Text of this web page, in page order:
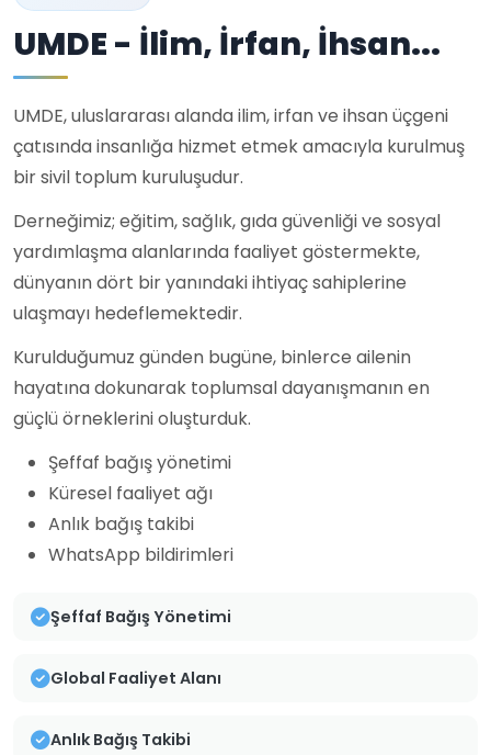
UMDE - İlim, İrfan, İhsan...
UMDE, uluslararası alanda ilim, irfan ve ihsan üçgeni
çatısında insanlığa hizmet etmek amacıyla kurulmuş
bir sivil toplum kuruluşudur.
Derneğimiz; eğitim, sağlık, gıda güvenliği ve sosyal
yardımlaşma alanlarında faaliyet göstermekte,
dünyanın dört bir yanındaki ihtiyaç sahiplerine
ulaşmayı hedeflemektedir.
Kurulduğumuz günden bugüne, binlerce ailenin
hayatına dokunarak toplumsal dayanışmanın en
güçlü örneklerini oluşturduk.
Şeffaf bağış yönetimi
Küresel faaliyet ağı
Anlık bağış takibi
WhatsApp bildirimleri
Şeffaf Bağış Yönetimi
Global Faaliyet Alanı
Anlık Bağış Takibi